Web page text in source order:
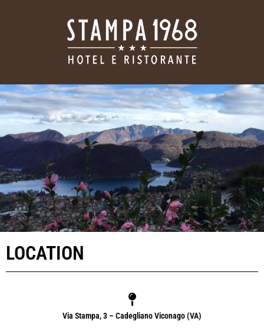
LOCATION
Via Stampa, 3 – Cadegliano Viconago (VA)